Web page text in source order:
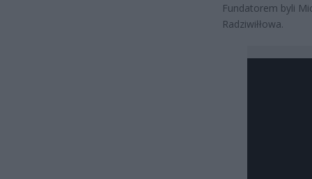
Fundatorem byli
Radziwiłłowa.